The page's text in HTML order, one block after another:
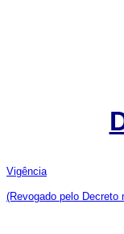
Vigência
(Revogado pelo Decreto